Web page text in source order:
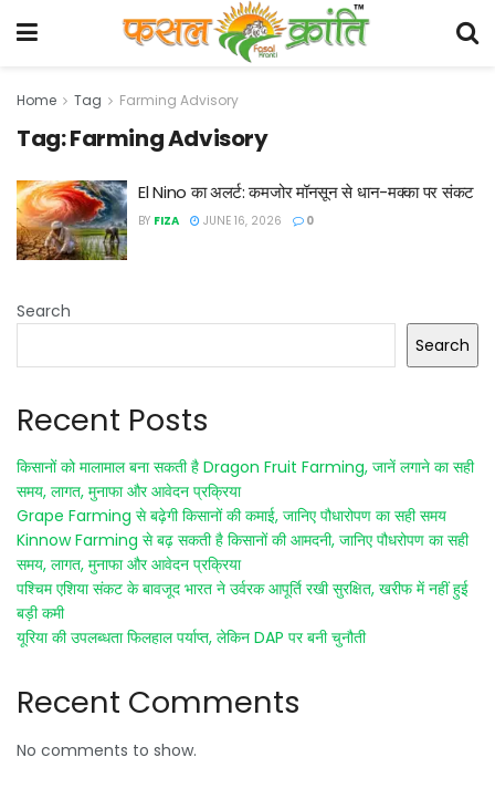
Home Tag Farming Advisory
Tag:Farming Advisory
El Nino का अलर्ट: कमजोर मॉनसून से धान-मक्का पर संकट
BY FIZA JUNE 16, 2026 0
Search
Search
Recent Posts
किसानों को मालामाल बना सकती है Dragon Fruit Farming, जानें लगाने का सही
समय, लागत, मुनाफा और आवेदन प्रक्रिया
Grape Farming से बढ़ेगी किसानों की कमाई, जानिए पौधारोपण का सही समय
Kinnow Farming से बढ़ सकती है किसानों की आमदनी, जानिए पौधरोपण का सही
समय, लागत, मुनाफा और आवेदन प्रक्रिया
पश्चिम एशिया संकट के बावजूद भारत ने उर्वरक आपूर्ति रखी सुरक्षित, खरीफ में नहीं हुई
बड़ी कमी
यूरिया की उपलब्धता फिलहाल पर्याप्त, लेकिन DAP पर बनी चुनौती
Recent Comments
No comments to show.